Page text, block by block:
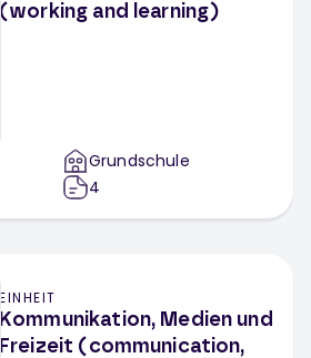
(working and learning)
Grundschule
4
EINHEIT
Kommunikation, Medien und
Freizeit (communication,